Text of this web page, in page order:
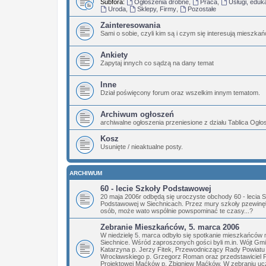
Subfora: Ogłoszenia drobne, Praca, Usługi,
Uroda, Sklepy, Firmy, Pozostałe
Zainteresowania
Sami o sobie, czyli kim są i czym się interesują
Ankiety
Zapytaj innych co sądzą na dany temat
Inne
Dział poświęcony forum oraz wszelkim innym tematom.
Archiwum ogłoszeń
archiwalne ogłoszenia przeniesione z działu Tablica
Kosz
Usunięte / nieaktualne posty.
ARCHIWUM
60 - lecie Szkoły Podstawowej
20 maja 2006r odbędą się uroczyste obchody 60 - lecia
Podstawowej w Siechnicach. Przez mury szkoły
osób, może wato wspólnie powspominać te czasy...?
Zebranie Mieszkańców, 5. marca 2006
W niedzielę 5. marca odbyło się spotkanie mieszkańców
Siechnice. Wśród zaproszonych gości byli m.in. Wójt
Katarzyna p. Jerzy Fitek, Przewodniczący Rady Powiatu
Wrocławskiego p. Grzegorz Roman oraz przedstawiciel
Projektowej Maćków p. Zbigniew Maćków. W zebraniu